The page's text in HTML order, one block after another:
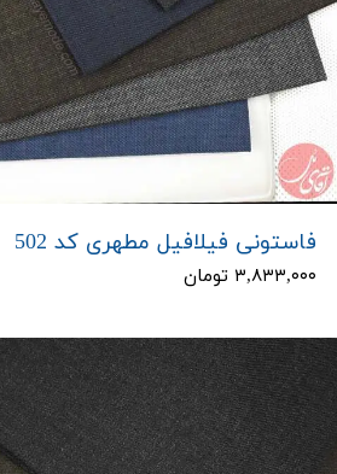
فاستونی فیلافیل مطهری کد 502
۳,۸۳۳,۰۰۰ تومان